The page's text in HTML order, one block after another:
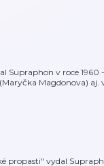
Supraphon v roce
Magdonova)
propasti" vydal